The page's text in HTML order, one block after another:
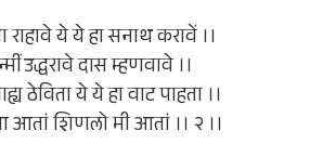
राहावे ये ये हा सनाथ करावें ।।
उद्धरावे दास म्हणवावे ।।
ठेविता ये ये हा वाट पाहता ।।
शिणलो मी आतां ।। २ ।।